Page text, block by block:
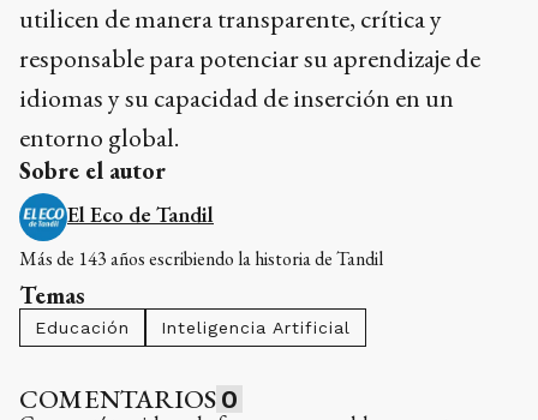
utilicen de manera transparente, crítica y
responsable para potenciar su aprendizaje de
idiomas y su capacidad de inserción en un
entorno global.
Sobre el autor
El Eco de Tandil
Más de 143 años escribiendo la historia de Tandil
Temas
Educación Inteligencia Artificial
COMENTARIOS 0